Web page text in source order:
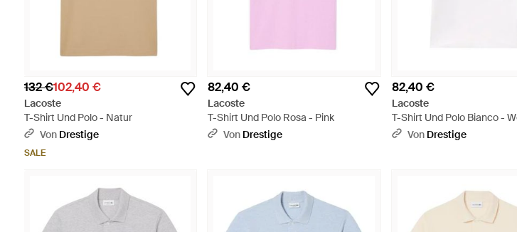
132 €102,40 €
Lacoste
T-Shirt Und Polo - Natur
Von Drestige
SALE
82,40 €
Lacoste
T-Shirt Und Polo Rosa - Pink
Von Drestige
82,40 €
Lacoste
T-Shirt Und Polo Bianco -
Von Drestige